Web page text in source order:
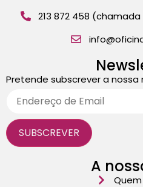
213 872 458
Pretende subscrever a nossa
A